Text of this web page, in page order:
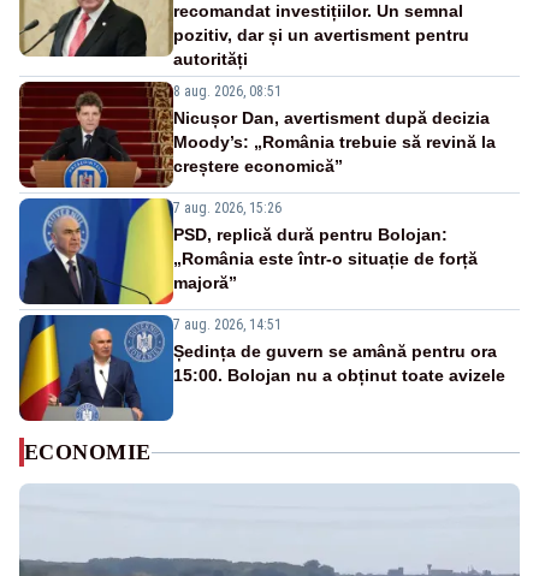
recomandat investițiilor. Un semnal
pozitiv, dar și un avertisment pentru
autorități
8 aug. 2026, 08:51
Nicușor Dan, avertisment după decizia
Moody’s: „România trebuie să revină la
creștere economică”
7 aug. 2026, 15:26
PSD, replică dură pentru Bolojan:
„România este într-o situație de forță
majoră”
7 aug. 2026, 14:51
Ședința de guvern se amână pentru ora
15:00. Bolojan nu a obținut toate avizele
ECONOMIE